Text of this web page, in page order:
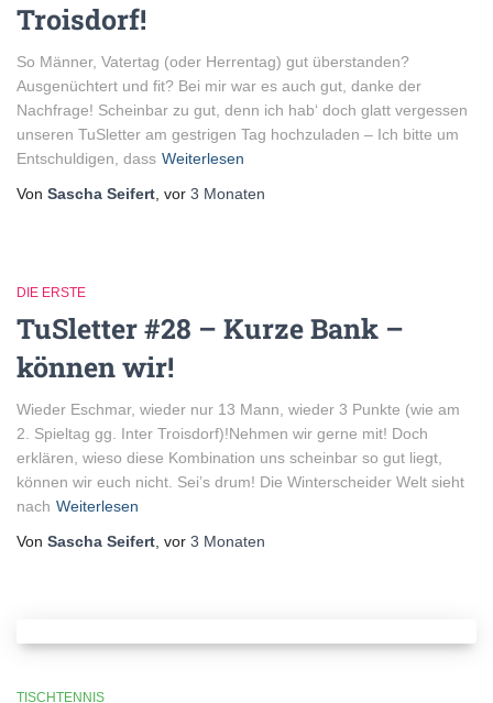
Troisdorf!
So Männer, Vatertag (oder Herrentag) gut überstanden?
Ausgenüchtert und fit? Bei mir war es auch gut, danke der
Nachfrage! Scheinbar zu gut, denn ich hab‘ doch glatt vergessen
unseren TuSletter am gestrigen Tag hochzuladen – Ich bitte um
Entschuldigen, dass Weiterlesen
Von Sascha Seifert , vor 3 Monaten
DIE ERSTE
TuSletter #28 – Kurze Bank –
können wir!
Wieder Eschmar, wieder nur 13 Mann, wieder 3 Punkte (wie am
2. Spieltag gg. Inter Troisdorf)!Nehmen wir gerne mit! Doch
erklären, wieso diese Kombination uns scheinbar so gut liegt,
können wir euch nicht. Sei’s drum! Die Winterscheider Welt sieht
nach Weiterlesen
Von Sascha Seifert , vor 3 Monaten
TISCHTENNIS